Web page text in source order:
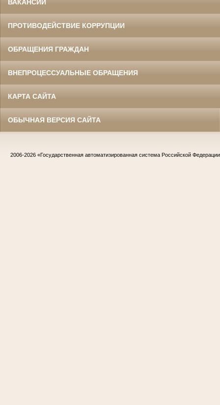
ВАКАНСИИ
ПРОТИВОДЕЙСТВИЕ КОРРУПЦИИ
ОБРАЩЕНИЯ ГРАЖДАН
ВНЕПРОЦЕССУАЛЬНЫЕ ОБРАЩЕНИЯ
КАРТА САЙТА
ОБЫЧНАЯ ВЕРСИЯ САЙТА
2006-2026 «Государственная автоматизированная система Российской